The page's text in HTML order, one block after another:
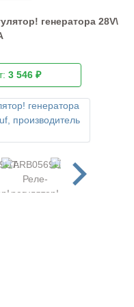
генератора 28V\
3 546 ₽